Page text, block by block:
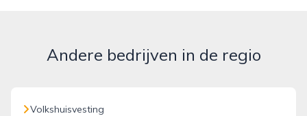
Andere bedrijven in de regio
Volkshuisvesting